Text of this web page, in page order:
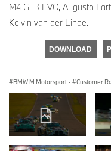
M4 GT3 EVO, Augusto
Kelvin van der Linde.
DOWNLOAD
BMW M Motorsport · Customer